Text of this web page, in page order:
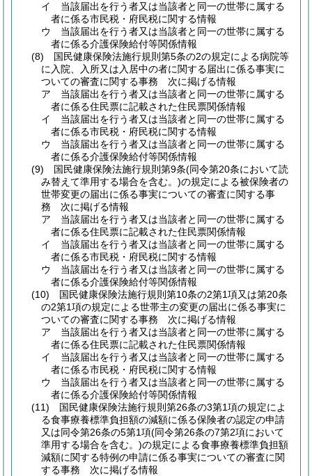
イ
当該届出を行う者又は当該者と同一の世帯に属する
者に係る市民税・府民税に関する情報
ウ
当該届出を行う者又は当該者と同一の世帯に属する
者に係る介護保険給付等関係情報
(8)
国民健康保険法施行規則第5条の2の規定による病院等
に入院、入所又は入居中の者に関する届出に係る事実に
ついての審査に関する事務 次に掲げる情報
ア
当該届出を行う者又は当該者と同一の世帯に属する
者に係る住民票に記載された住民票関係情報
イ
当該届出を行う者又は当該者と同一の世帯に属する
者に係る市民税・府民税に関する情報
ウ
当該届出を行う者又は当該者と同一の世帯に属する
者に係る介護保険給付等関係情報
(9)
国民健康保険法施行規則第9条(同令第20条において読
み替えて準用する場合を含む。)の規定による被保険者の
世帯変更の届出に係る事実についての審査に関する事
務 次に掲げる情報
ア
当該届出を行う者又は当該者と同一の世帯に属する
者に係る住民票に記載された住民票関係情報
イ
当該届出を行う者又は当該者と同一の世帯に属する
者に係る市民税・府民税に関する情報
ウ
当該届出を行う者又は当該者と同一の世帯に属する
者に係る介護保険給付等関係情報
(10)
国民健康保険法施行規則第10条の2第1項又は第20条
の2第1項の規定による世帯主の変更の届出に係る事実に
ついての審査に関する事務 次に掲げる情報
ア
当該届出を行う者又は当該者と同一の世帯に属する
者に係る住民票に記載された住民票関係情報
イ
当該届出を行う者又は当該者と同一の世帯に属する
者に係る市民税・府民税に関する情報
ウ
当該届出を行う者又は当該者と同一の世帯に属する
者に係る介護保険給付等関係情報
(11)
国民健康保険法施行規則第26条の3第1項の規定によ
る食事療養標準負担額の減額に係る保険者の認定の申請
又は同令第26条の5第1項(同令第26条の7第2項において
準用する場合を含む。)の規定による食事療養標準負担額
減額に関する特例の申請に係る事実についての審査に関
する事務 次に掲げる情報